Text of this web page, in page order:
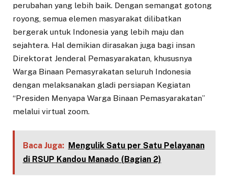
perubahan yang lebih baik. Dengan semangat gotong
royong, semua elemen masyarakat dilibatkan
bergerak untuk Indonesia yang lebih maju dan
sejahtera. Hal demikian dirasakan juga bagi insan
Direktorat Jenderal Pemasyarakatan, khususnya
Warga Binaan Pemasyrakatan seluruh Indonesia
dengan melaksanakan gladi persiapan Kegiatan
“Presiden Menyapa Warga Binaan Pemasyarakatan”
melalui virtual zoom.
Baca Juga: Mengulik Satu per Satu Pelayanan
di RSUP Kandou Manado (Bagian 2)